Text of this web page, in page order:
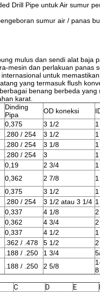
Drill Pipe untuk Air sumur
sumur air / panas
mulus dan sendi alat baja
mesin dan perlakuan panas
untuk
yang termasuk flush
benang berbeda
karat.
Dinding
Pipa
OD koneksi
0,375 3 1/2
.280 / 254 3 1/2
.280 / 254 3 1/8
.280 / 254 3
0,19 2 3/4
0,362 2 7/8
0,375 3 1/2
.280 / 254 3 1/2 atau 3 1/4
0,337 4 1/8
0,362 4 3/4
0,337 4 1/2
.362 / .478 5 1/2
.188 / .250 1 3/4
.188 / .250 2 5/8
8
C D E